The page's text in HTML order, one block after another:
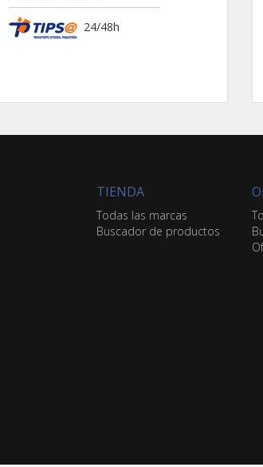
24/48h
TIENDA
Todas las marcas
Buscador de productos